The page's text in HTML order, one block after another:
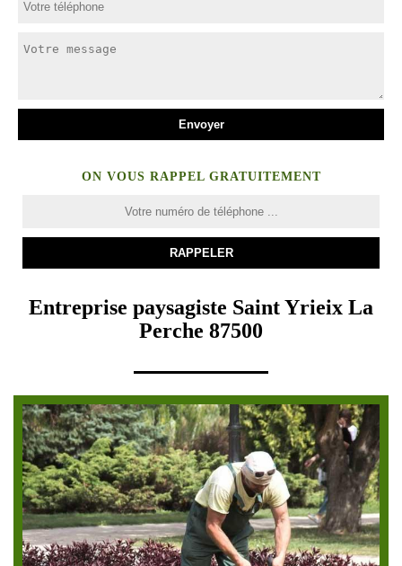
ON VOUS RAPPEL GRATUITEMENT
Entreprise paysagiste Saint Yrieix La
Perche 87500